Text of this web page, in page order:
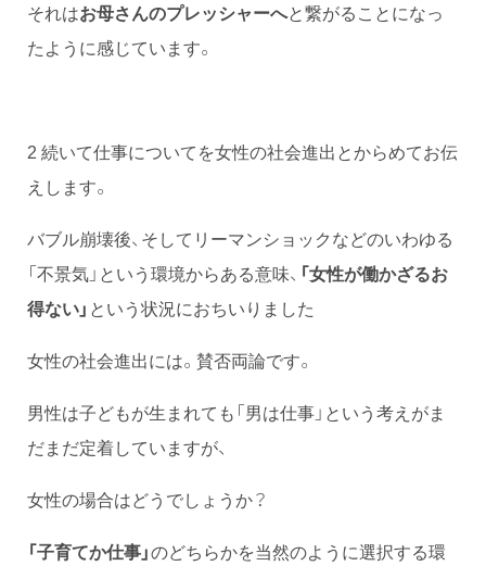
それはお母さんのプレッシャーへと繋がることになっ
たように感じています。
2 続いて仕事についてを女性の社会進出とからめてお伝
えします。
バブル崩壊後、そしてリーマンショックなどのいわゆる
「不景気」という環境からある意味、 「女性が働かざるお
得ない」 という状況におちいりました
女性の社会進出には。賛否両論です。
男性は子どもが生まれても「男は仕事」という考えがま
だまだ定着していますが、
女性の場合はどうでしょうか？
「子育てか仕事」のどちらかを当然のように選択する環